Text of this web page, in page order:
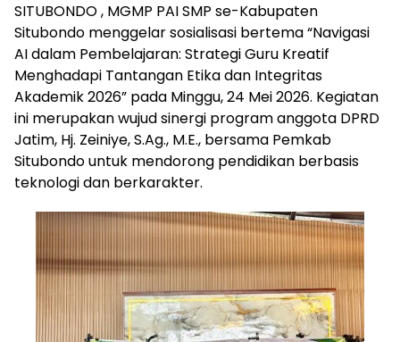
SITUBONDO , MGMP PAI SMP se-Kabupaten
Situbondo menggelar sosialisasi bertema “Navigasi
AI dalam Pembelajaran: Strategi Guru Kreatif
Menghadapi Tantangan Etika dan Integritas
Akademik 2026” pada Minggu, 24 Mei 2026. Kegiatan
ini merupakan wujud sinergi program anggota DPRD
Jatim, Hj. Zeiniye, S.Ag., M.E., bersama Pemkab
Situbondo untuk mendorong pendidikan berbasis
teknologi dan berkarakter.